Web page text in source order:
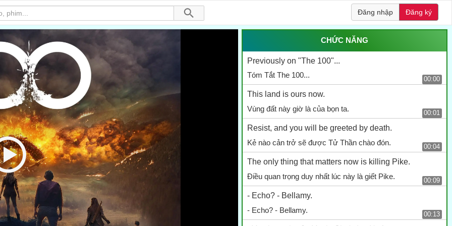
Đăng nhập Đăng ký
CHỨC NĂNG
Previously on "The 100"...
Tóm Tắt The 100...
00:00
This land is ours now.
Vùng đất này giờ là của bọn ta.
00:01
Resist, and you will be greeted by death.
Kẻ nào cản trở sẽ được Tử Thần chào đón.
00:04
The only thing that matters now is killing Pike.
Điều quan trọng duy nhất lúc này là giết Pike.
00:09
- Echo? - Bellamy.
- Echo? - Bellamy.
00:13